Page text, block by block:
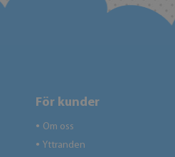
För kunder
● Om oss
● Yttranden